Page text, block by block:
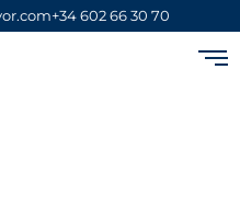
+34 602 66 30 70